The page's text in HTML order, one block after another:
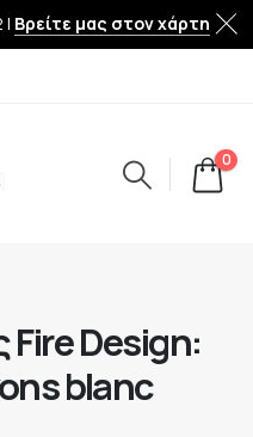
| Βρείτε μας στον χάρτη
0
Design:
blanc